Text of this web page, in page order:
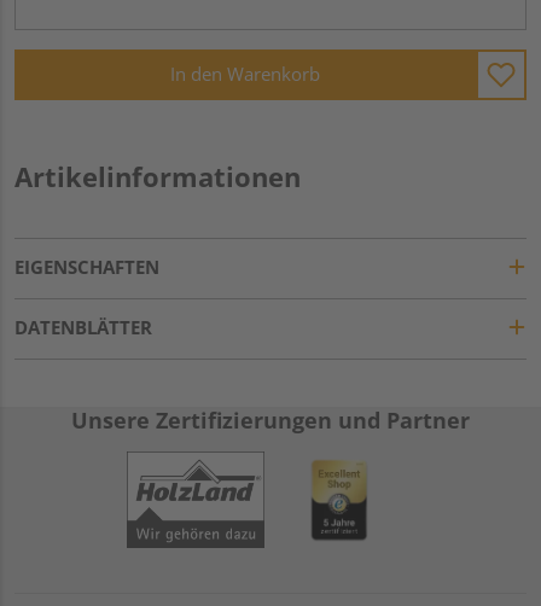
In den Warenkorb
Artikelinformationen
EIGENSCHAFTEN
DATENBLÄTTER
Unsere Zertifizierungen und Partner